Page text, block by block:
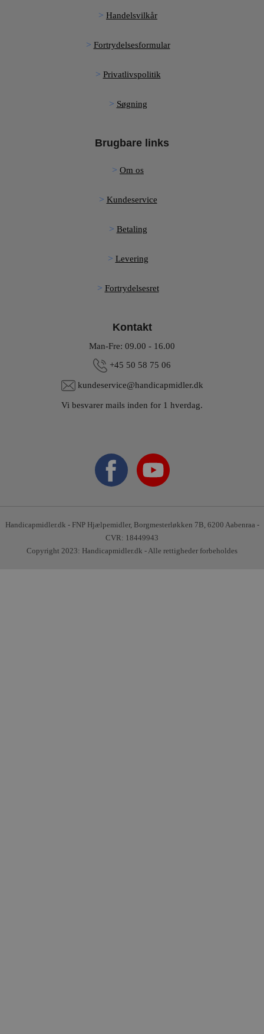
Handelsvilkår
Fortrydelsesformular
Privatlivspolitik
Søgning
Brugbare links
Om os
Kundeservice
Betaling
Levering
Fortrydelsesret
Kontakt
Man-Fre: 09.00 - 16.00
+45 50 58 75 06
kundeservice@handicapmidler.dk
Vi besvarer mails inden for 1 hverdag.
Handicapmidler.dk - FNP Hjælpemidler, Borgmesterløkken 7B, 6200 Aabenraa -
CVR: 18449943
Copyright 2023: Handicapmidler.dk - Alle rettigheder forbeholdes